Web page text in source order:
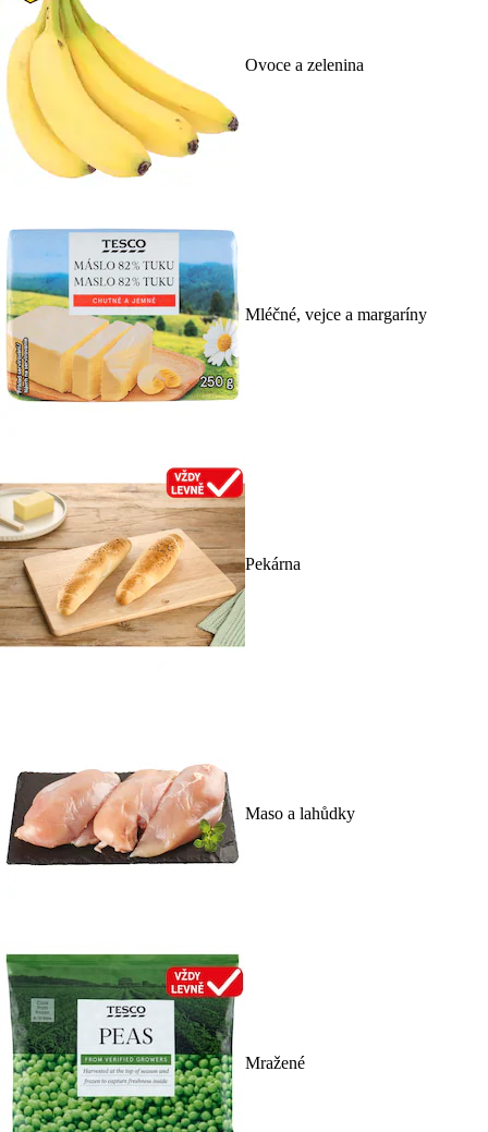
Ovoce a zelenina
Mléčné, vejce a margaríny
Pekárna
Maso a lahůdky
Mražené